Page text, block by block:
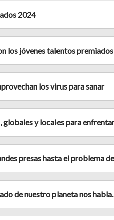
2024
los jóvenes talentos
los virus para sanar
y locales para
presas hasta el problema
de nuestro planeta nos habla.